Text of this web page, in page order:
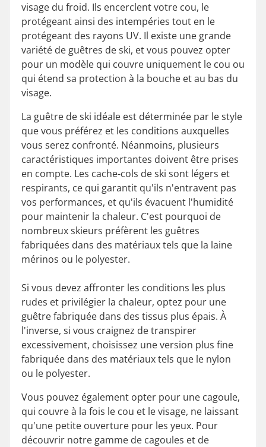
visage du froid. Ils encerclent votre cou, le
protégeant ainsi des intempéries tout en le
protégeant des rayons UV. Il existe une grande
variété de guêtres de ski, et vous pouvez opter
pour un modèle qui couvre uniquement le cou ou
qui étend sa protection à la bouche et au bas du
visage.
La guêtre de ski idéale est déterminée par le style
que vous préférez et les conditions auxquelles
vous serez confronté. Néanmoins, plusieurs
caractéristiques importantes doivent être prises
en compte. Les cache-cols de ski sont légers et
respirants, ce qui garantit qu'ils n'entravent pas
vos performances, et qu'ils évacuent l'humidité
pour maintenir la chaleur. C'est pourquoi de
nombreux skieurs préfèrent les guêtres
fabriquées dans des matériaux tels que la laine
mérinos ou le polyester.
Si vous devez affronter les conditions les plus
rudes et privilégier la chaleur, optez pour une
guêtre fabriquée dans des tissus plus épais. À
l'inverse, si vous craignez de transpirer
excessivement, choisissez une version plus fine
fabriquée dans des matériaux tels que le nylon
ou le polyester.
Vous pouvez également opter pour une cagoule,
qui couvre à la fois le cou et le visage, ne laissant
qu'une petite ouverture pour les yeux. Pour
découvrir notre gamme de cagoules et de